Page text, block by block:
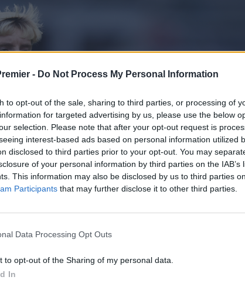
- Do Not Process My Personal Information
to opt-out of the sale, sharing to third parties, or processing of
for targeted advertising by us, please use the below
selection. Please note that after your opt-out request is
interest-based ads based on personal information utilized
disclosed to third parties prior to your opt-out. You may
of your personal information by third parties on the IAB’s
This information may also be disclosed by us to third parties
Participants that may further disclose it to other third parties.
Data Processing Opt Outs
to opt-out of the Sharing of my personal data.
In